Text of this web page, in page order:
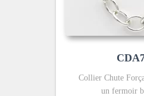
Collier Chute
un fermoir